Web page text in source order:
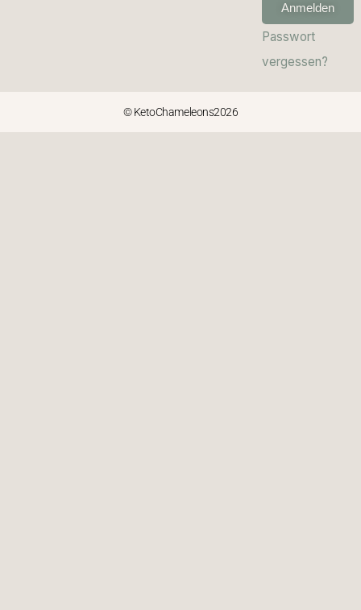
Anmelden
Passwort
vergessen?
© KetoChameleons2026